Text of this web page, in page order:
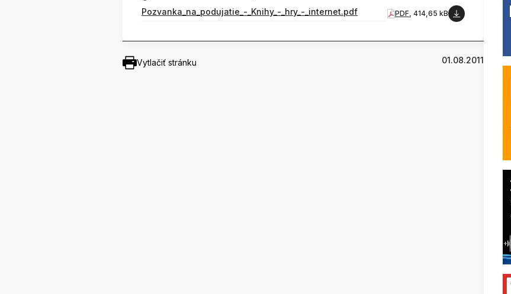
Pozvanka_na_podujatie_-_Knihy_-_hry_-_internet.pdf PDF, 414,65 kB
Vytlačiť stránku 01.08.2011